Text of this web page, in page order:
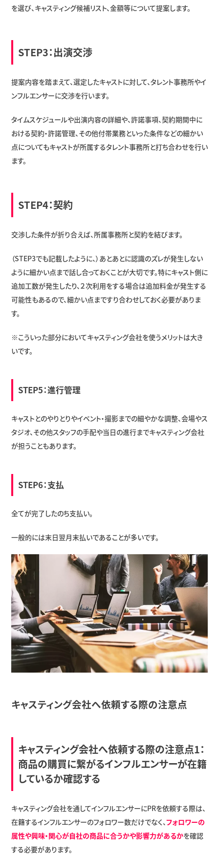
を選び、キャスティング候補リスト、金額等について提案します。
STEP3：出演交渉
提案内容を踏まえて、選定したキャストに対して、タレント事務所やイ
ンフルエンサーに交渉を行います。
タイムスケジュールや出演内容の詳細や、許諾事項、契約期間中に
おける契約・許諾管理、その他付帯業務といった条件などの細かい
点についてもキャストが所属するタレント事務所と打ち合わせを行い
ます。
STEP4：契約
交渉した条件が折り合えば、所属事務所と契約を結びます。
（STEP3でも記載したように、）あとあとに認識のズレが発生しない
ように細かい点まで話し合っておくことが大切です。特にキャスト側に
追加工数が発生したり、２次利用をする場合は追加料金が発生する
可能性もあるので、細かい点まですり合わせしておく必要がありま
す。
※こういった部分においてキャスティング会社を使うメリットは大き
いです。
STEP5：進行管理
キャストとのやりとりやイベント・撮影までの細やかな調整、会場やス
タジオ、その他スタッフの手配や当日の進行までキャスティング会社
が担うこともあります。
STEP6：支払
全てが完了したのち支払い。
一般的には末日翌月末払いであることが多いです。
キャスティング会社へ依頼する際の注意点
キャスティング会社へ依頼する際の注意点1：
商品の購買に繋がるインフルエンサーが在籍
しているか確認する
キャスティング会社を通してインフルエンサーにPRを依頼する際は、
在籍するインフルエンサーのフォロワー数だけでなく、フォロワーの
属性や興味・関心が自社の商品に合うかや影響力があるかを確認
する必要があります。